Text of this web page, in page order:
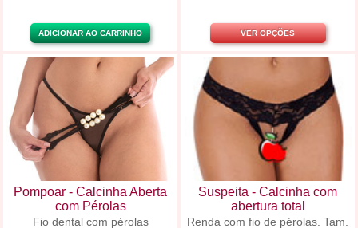
ADICIONAR AO CARRINHO VER OPÇÕES
Pompoar - Calcinha Aberta
com Pérolas
Fio dental com pérolas
Suspeita - Calcinha com
abertura total
Renda com fio de pérolas. Tam.